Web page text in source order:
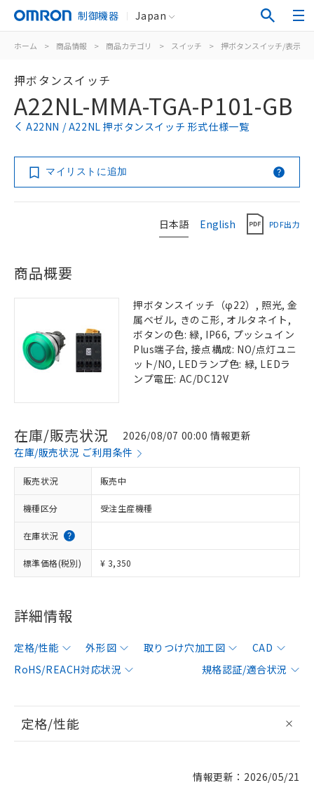
制御機器 Japan
ホーム > 商品情報 > 商品カテゴリ > スイッチ > 押ボタンスイッチ/表示灯
押ボタンスイッチ
A22NL-MMA-TGA-P101-GB
A22NN / A22NL 押ボタンスイッチ 形式仕様一覧
マイリストに追加
日本語 English PDF出力
商品概要
押ボタンスイッチ（φ22）, 照光, 金
属ベゼル, きのこ形, オルタネイト,
ボタンの色: 緑, IP66, プッシュイン
Plus端子台, 接点構成: NO/点灯ユニ
ット/NO, LEDランプ色: 緑, LEDラ
ンプ電圧: AC/DC12V
在庫/販売状況
2026/08/07 00:00 情報更新
在庫/販売状況 ご利用条件
販売状況 販売中
機種区分 受注生産機種
在庫状況
標準価格(税別) ¥ 3,350
詳細情報
定格/性能 外形図 取りつけ穴加工図
CAD
RoHS/REACH対応状況
規格認証/適合状況
定格/性能
情報更新：2026/05/21